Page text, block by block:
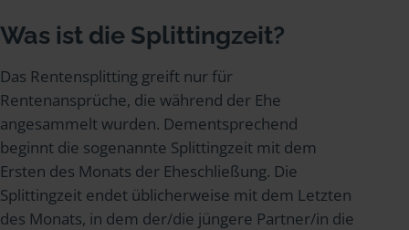
Was ist die Splittingzeit?
Das Rentensplitting greift nur für
Rentenansprüche, die während der Ehe
angesammelt wurden. Dementsprechend
beginnt die sogenannte Splittingzeit mit dem
Ersten des Monats der Eheschließung. Die
Splittingzeit endet üblicherweise mit dem Letzten
des Monats, in dem der/die jüngere Partner/in die